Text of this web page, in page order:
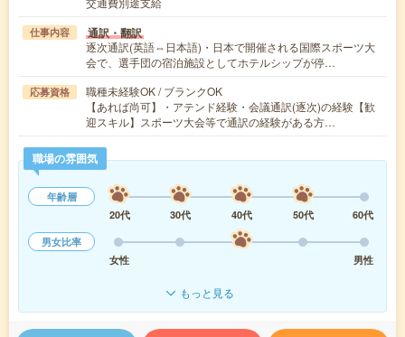
仕事内容 通訳・翻訳
逐次通訳(英語⇔日本語)・日本で開催される国際スポーツ大
会で、選手団の宿泊施設としてホテルシップが停…
応募資格
職種未経験OK / ブランクOK
【あれば尚可】・アテンド経験・会議通訳(逐次)の経験【歓
迎スキル】スポーツ大会等で通訳の経験がある方…
職場の雰囲気
年齢層
20代
30代 40代 50代
60代
男女比率
女性
男性
もっと見る